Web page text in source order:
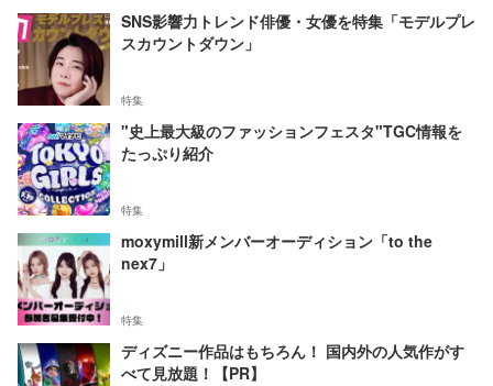
SNS影響力トレンド俳優・女優を特集「モデルプレ
スカウントダウン」
特集
"史上最大級のファッションフェスタ"TGC情報を
たっぷり紹介
特集
moxymill新メンバーオーディション「to the
nex7」
特集
ディズニー作品はもちろん！ 国内外の人気作がす
べて見放題！【PR】